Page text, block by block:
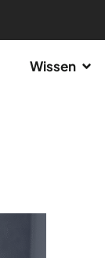
Wissen